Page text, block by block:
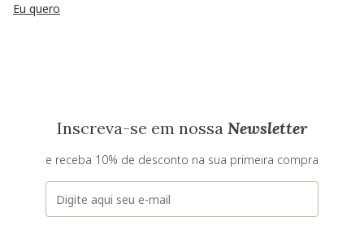
Eu quero
Inscreva-se em nossa Newsletter
e receba 10% de desconto na sua primeira compra
E-mail